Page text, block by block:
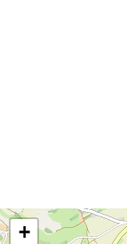
+